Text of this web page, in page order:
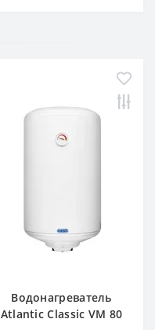
Водонагреватель
Atlantic Classic VM 80